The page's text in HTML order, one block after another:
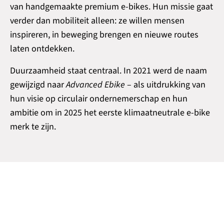
van handgemaakte premium e-bikes. Hun missie gaat
verder dan mobiliteit alleen: ze willen mensen
inspireren, in beweging brengen en nieuwe routes
laten ontdekken.
Duurzaamheid staat centraal. In 2021 werd de naam
gewijzigd naarAdvanced Ebike – als uitdrukking van
hun visie op circulair ondernemerschap en hun
ambitie om in 2025 het eerste klimaatneutrale e-bike
merk te zijn.